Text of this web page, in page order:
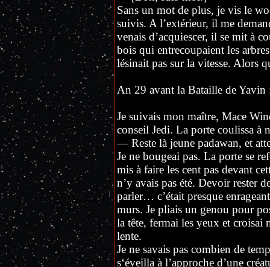
Sans un mot de plus, je vis le
suivis. A l’extérieur, il me
venais d’acquiescer, il se mit à
bois qui entrecoupaient les
lésinait pas sur la vitesse. Alors
An 29 avant la Bataille de Yavin
Je suivais mon maître, Mace
conseil Jedi. La porte coulissa à
— Reste là jeune padawan, et
Je ne bougeai pas. La porte se
mis à faire les cent pas devant
n’y avais pas été. Devoir rester
parler… c’était presque
murs. Je pliais un genou pour
la tête, fermai les yeux et croisai
lente.
Je ne savais pas combien de
s‘éveilla à l’approche d’une